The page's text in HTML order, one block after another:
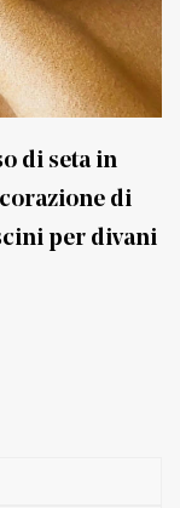
di seta in
di
per divani